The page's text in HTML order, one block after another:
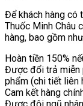
Để khách hàng có
Thuốc Minh Châu
hàng, bao gồm
Hoàn tiền 150%
Được đổi trả miễn
phẩm (chi tiết liên
Cam kết hàng